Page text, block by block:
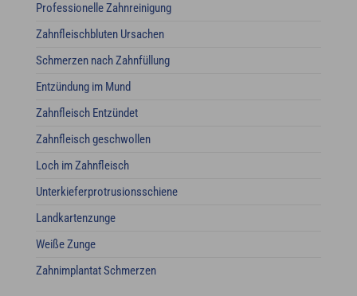
Professionelle Zahnreinigung
Zahnfleischbluten Ursachen
Schmerzen nach Zahnfüllung
Entzündung im Mund
Zahnfleisch Entzündet
Zahnfleisch geschwollen
Loch im Zahnfleisch
Unterkieferprotrusionsschiene
Landkartenzunge
Weiße Zunge
Zahnimplantat Schmerzen